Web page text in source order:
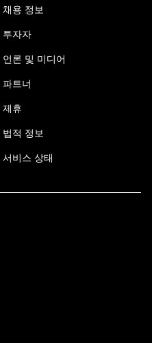
채용 정보
투자자
언론 및 미디어
파트너
제휴
법적 정보
서비스 상태